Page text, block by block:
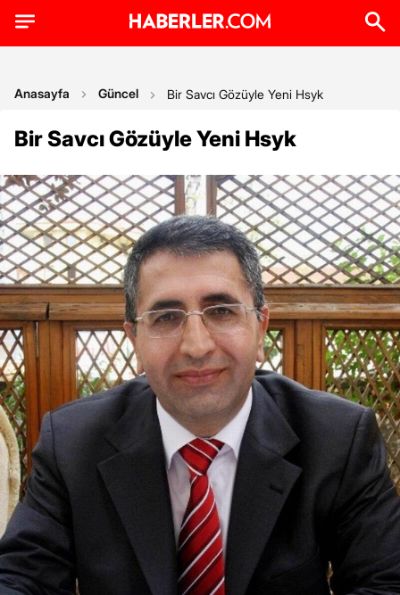
Anasayfa Güncel Bir Savcı Gözüyle Yeni Hsyk
Bir Savcı Gözüyle Yeni Hsyk